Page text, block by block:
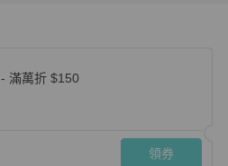
滿萬折 $150
領券